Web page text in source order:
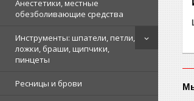
Анестетики, местные
обезболивающие средства
Инструменты: шпатели, петли,
ложки, браши, щипчики,
пинцеты
Ресницы и брови